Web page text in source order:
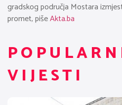
gradskog područja Mostara
promet, pišeAkta.ba
VIJESTI